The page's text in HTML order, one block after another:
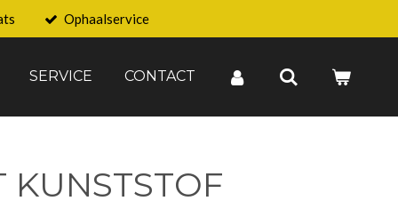
Ophaalservice
SERVICE CONTACT
KUNSTSTOF